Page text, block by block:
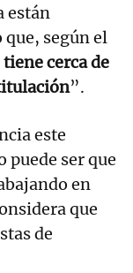
están
según el
cerca de
”.
este
ser que
en
que
de